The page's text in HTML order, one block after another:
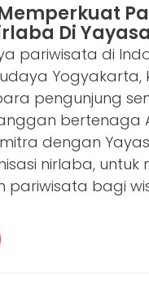
Di
pariwisata di
pengunjung
bertenaga
dengan
nirlaba,
bagi